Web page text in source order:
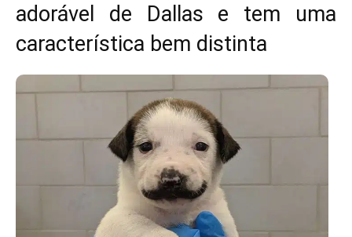
adorável de Dallas e tem uma
característica bem distinta